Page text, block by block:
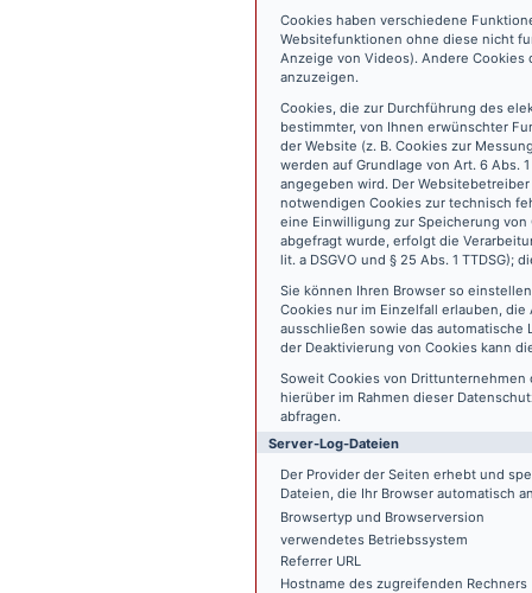
Cookies haben verschiedene
Websitefunktionen ohne diese nicht
Anzeige von Videos). Andere
anzuzeigen.
Cookies, die zur Durchführung des
bestimmter, von Ihnen erwünschter
der Website (z. B. Cookies zur
werden auf Grundlage von Art. 6 Abs.
angegeben wird. Der
notwendigen Cookies zur technisch
eine Einwilligung zur Speicherung
abgefragt wurde, erfolgt die
lit. a DSGVO und § 25 Abs. 1
Sie können Ihren Browser so
Cookies nur im Einzelfall erlauben,
ausschließen sowie das automatische
der Deaktivierung von Cookies kann
Soweit Cookies von
hierüber im Rahmen dieser
abfragen.
Server-Log-Dateien
Der Provider der Seiten erhebt und
Dateien, die Ihr Browser automatisch
Browsertyp und Browserversion
verwendetes Betriebssystem
Referrer URL
Hostname des zugreifenden Rechners